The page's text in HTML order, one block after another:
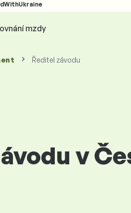
mzdy
Ředitel závodu
v